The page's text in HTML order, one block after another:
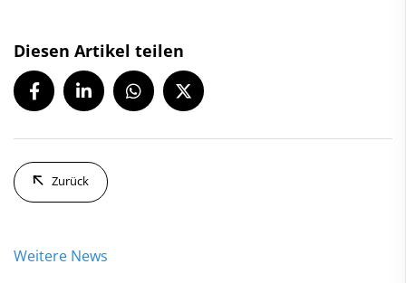
Diesen Artikel teilen
Zurück
Weitere News